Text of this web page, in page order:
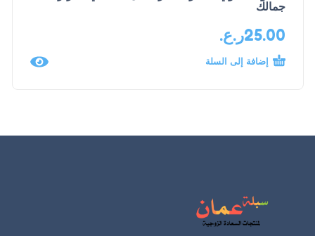
جمالك
25.00ر.ع.
إضافة إلى السلة